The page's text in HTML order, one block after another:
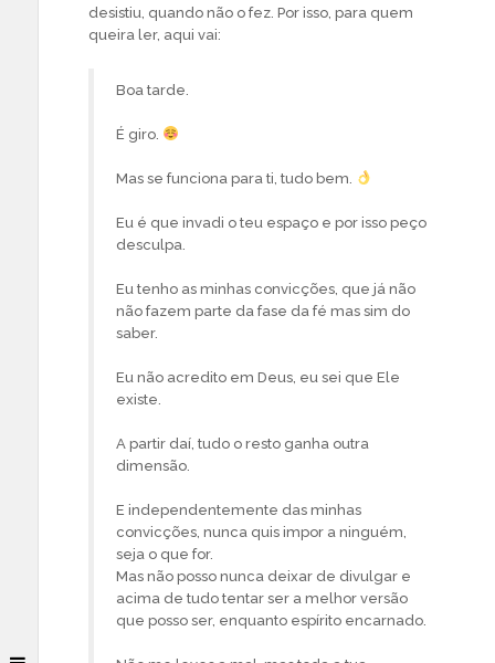
desistiu, quando não o fez. Por isso, para quem
queira ler, aqui vai:
Boa tarde.
É giro.
Mas se funciona para ti, tudo bem.
Eu é que invadi o teu espaço e por isso peço
desculpa.
Eu tenho as minhas convicções, que já não
não fazem parte da fase da fé mas sim do
saber.
Eu não acredito em Deus, eu sei que Ele
existe.
A partir daí, tudo o resto ganha outra
dimensão.
E independentemente das minhas
convicções, nunca quis impor a ninguém,
seja o que for.
Mas não posso nunca deixar de divulgar e
acima de tudo tentar ser a melhor versão
que posso ser, enquanto espírito encarnado.